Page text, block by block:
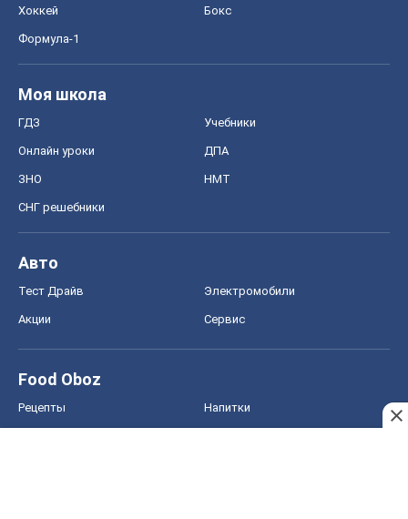
Хоккей Бокс
Формула-1
Моя школа
ГДЗ Учебники
Онлайн уроки ДПА
ЗНО НМТ
СНГ решебники
Авто
Тест Драйв Электромобили
Акции Сервис
Food Oboz
Рецепты Напитки